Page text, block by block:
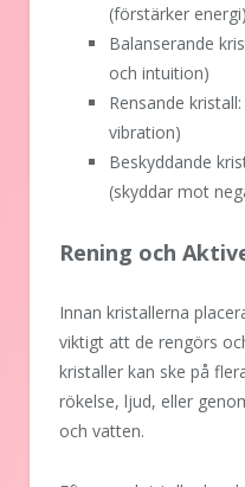
(förstärker energi)
Balanserande
och intuition)
Rensande
vibration)
Beskyddande
(skyddar mot
Rening och
Innan kristallerna
viktigt att de rengörs
kristaller kan ske på
rökelse, ljud, eller
och vatten.